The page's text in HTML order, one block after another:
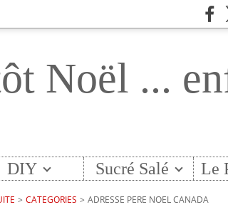
Noël ...
DIY Sucré Salé Le
> CATEGORIES > ADRESSE PERE NOEL CANADA